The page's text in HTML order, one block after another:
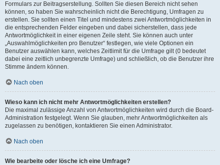
Formulars zur Beitragserstellung. Sollten Sie diesen Bereich nicht sehen
können, so haben Sie wahrscheinlich nicht die Berechtigung, Umfragen zu
erstellen. Sie sollten einen Titel und mindestens zwei Antwortmöglichkeiten in
die entsprechenden Felder eingeben und dabei sicherstellen, dass jede
Antwortmöglichkeit in einer eigenen Zeile steht. Sie können auch unter
„Auswahlmöglichkeiten pro Benutzer“ festlegen, wie viele Optionen ein
Benutzer auswählen kann, welches Zeitlimit für die Umfrage gilt (0 bedeutet
dabei eine zeitlich unbegrenzte Umfrage) und schließlich, ob die Benutzer ihre
Stimme ändern können.
Nach oben
Wieso kann ich nicht mehr Antwortmöglichkeiten erstellen?
Die maximal zulässige Anzahl von Antwortmöglichkeiten wird durch die Board-
Administration festgelegt. Wenn Sie glauben, mehr Antwortmöglichkeiten als
zugelassen zu benötigen, kontaktieren Sie einen Administrator.
Nach oben
Wie bearbeite oder lösche ich eine Umfrage?